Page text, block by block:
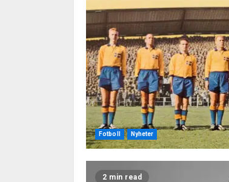
Fotboll Nyheter
2 min read